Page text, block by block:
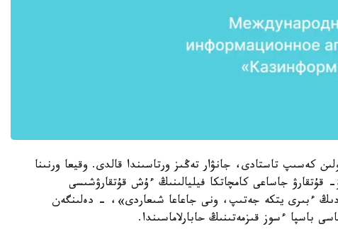
كەسىپ تاستادى، جانۋار تەڭىز ورتاسىندا قالدى. وقيعا ورنىنا
جاساعى كامچاتكا فيليالىنىڭ ءۇش قۇتقارۋشىسى
ءبىرى يتكە جەتىپ، ونى جاعاعا شىعاردى»، - دەلىنگەن
باسپا ءسوز قىزمەتىنىڭ حابارلاماسىندا.